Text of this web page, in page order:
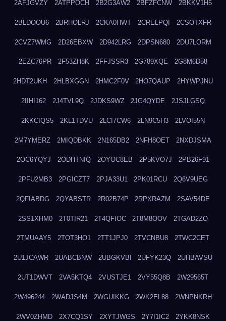
2AFJGVZY 2ATPPOCH 2B2G3AW2 2BFZFCNW 2BKKV1H5
2BLDOOU6 2BRHOLRJ 2CKA0HWT 2CRELPQI 2CSOTXFR
2CVZ7WMG 2D26EBXW 2D942LRG 2DPSN680 2DU7LORM
2EZC76PR 2F53ZH8K 2FFJSSR3 2G789XQE 2G8M6D58
2HDT2UKH 2HLBXGGN 2HMC2F0V 2HO7QAUP 2HYWPJNU
2IIHI162 2J4TVL9Q 2JDKS9WZ 2JG4QYDE 2JSJLGSQ
2KKCIQS5 2KL1TDVU 2LCI7CW6 2LN9C5H3 2LVOI55N
2M7YMERZ 2MIQDBKK 2N165DB2 2NFH8OET 2NXDJSMA
2OC6YQYJ 2ODHTNIQ 2OYOC8EB 2P5KVO7J 2PB26F91
2PFU2MB3 2PGICZT7 2PJA33U1 2PK01RCU 2Q6V9UEG
2QFIABDG 2QYABSTR 2R02B74P 2RPXRAZM 2SAV54DE
2SS1XHM0 2T0TIR21 2T4QFIOC 2T8M8OOV 2TGAD2ZO
2TMUAAY5 2TOT3HO1 2TT1JPJ0 2TVCNBU8 2TWC2CET
2U1JCAWR 2UABCBNW 2UBGKVBI 2UFYK23Q 2UHBAVSU
2UT1DWVT 2VA5KTQ4 2VUSTJE1 2VY55Q8B 2W29565T
2W496244 2WADJS4M 2WGUIKKG 2WK2EL88 2WNPNKRH
2WV0ZHMD 2X7CQ1SY 2XYTJWGS 2Y7I1IC2 2YKK8NSK